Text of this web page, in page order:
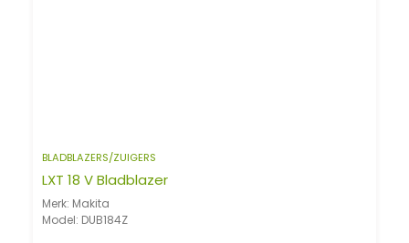
BLADBLAZERS/ZUIGERS
LXT 18 V Bladblazer
Merk: Makita
Model: DUB184Z